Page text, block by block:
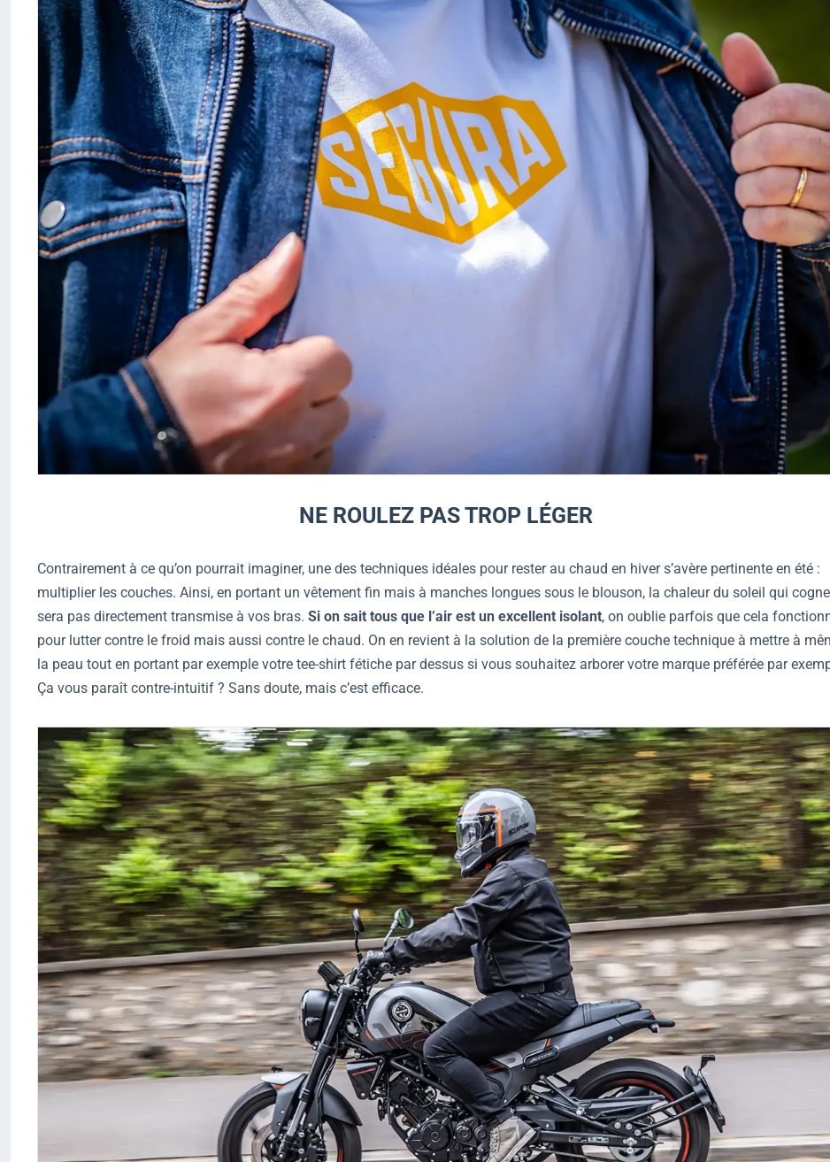
NE ROULEZ PAS TROP LÉGER
Contrairement à ce qu’on pourrait imaginer, une des techniques idéales pour rester au chaud en hiver s’avère pertinente en été :
multiplier les couches. Ainsi, en portant un vêtement fin mais à manches longues sous le blouson, la chaleur du soleil qui
sera pas directement transmise à vos bras. Si on sait tous que l’air est un excellent isolant, on oublie parfois que cela
pour lutter contre le froid mais aussi contre le chaud. On en revient à la solution de la première couche technique à mettre à
la peau tout en portant par exemple votre tee-shirt fétiche par dessus si vous souhaitez arborer votre marque préférée par
Ça vous paraît contre-intuitif ? Sans doute, mais c’est efficace.